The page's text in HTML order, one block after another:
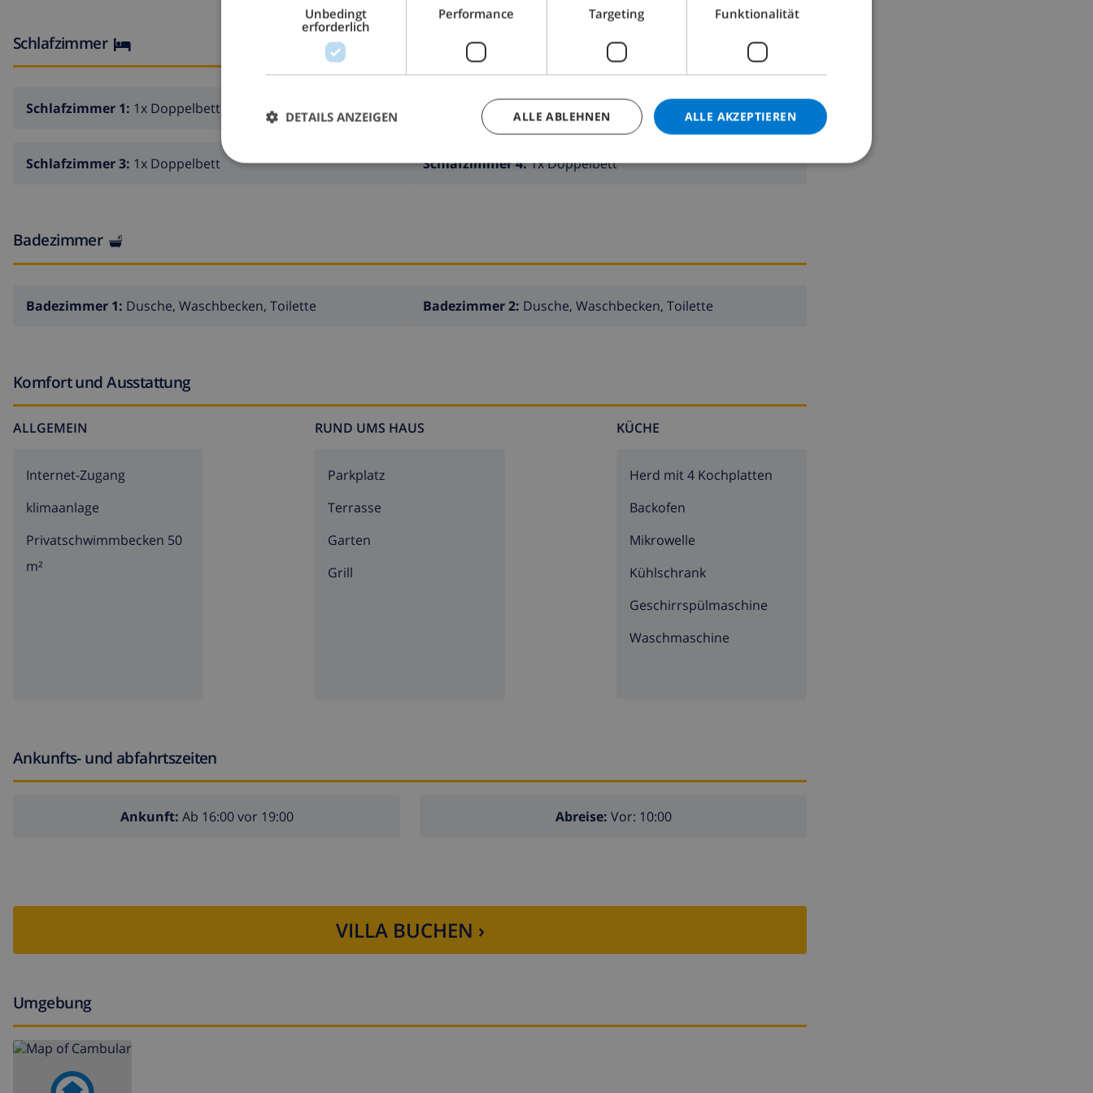
Die Nachbarschaft ist sehr lärmempfindlich. Ruhe und gutes Benehmen wird erwartet.
Schlafzimmer
Schlafzimmer 1: 1x Doppelbett Schlafzimmer 2:1x Doppelbett
Schlafzimmer 3: 1x Doppelbett Schlafzimmer 4:1x Doppelbett
Badezimmer
Badezimmer 1: Dusche, Waschbecken, Toilette Badezimmer 2: Dusche, Waschbecken, Toilette
Komfort und Ausstattung
ALLGEMEIN
Internet-Zugang
klimaanlage
Privatschwimmbecken 50
m²
RUND UMS HAUS
Parkplatz
Terrasse
Garten
Grill
KÜCHE
Herd mit 4 Kochplatten
Backofen
Mikrowelle
Kühlschrank
Geschirrspülmaschine
Waschmaschine
Ankunfts- und abfahrtszeiten
Ankunft: Ab 16:00 vor 19:00 Abreise: Vor: 10:00
VILLA BUCHEN ›
Umgebung
GERMAN
NORWEGIAN
Unbedingt
erforderlich
Performance Targeting Funktionalität
ALLE AKZEPTIEREN
ALLE ABLEHNEN
DETAILS ANZEIGEN